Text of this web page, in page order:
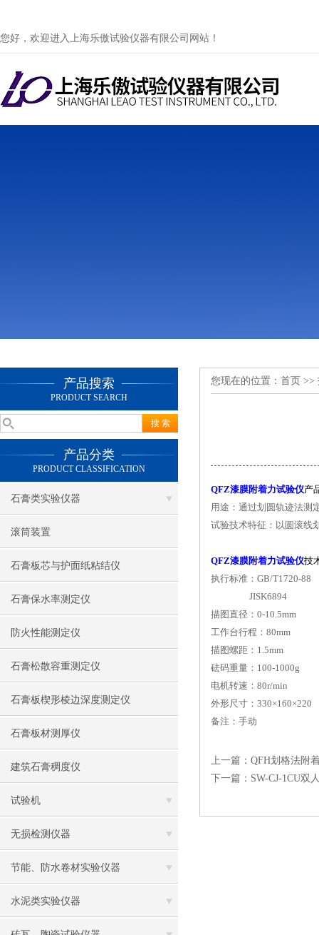
您好，欢迎进入上海乐傲试验仪器有限公司网站！
产品搜索
PRODUCT SEARCH
产品分类
PRODUCT CLASSIFICATION
石膏类实验仪器
滚筒装置
石膏板芯与护面纸粘结仪
石膏保水率测定仪
防火性能测定仪
石膏松散容重测定仪
石膏板楔形棱边深度测定仪
石膏板材测厚仪
建筑石膏稠度仪
试验机
无损检测仪器
节能、防水卷材实验仪器
水泥类实验仪器
您现在的位置： 首页 >>
QFZ漆膜附着力试验仪产
用途：通过划圆轨迹法测
试验技术特征：以圆滚线
QFZ漆膜附着力试验仪技
执行标准：GB/T1720-88
JISK6894
描图直径：0-10.5mm
工作台行程：80mm
描图螺距：1.5mm
砝码重量：100-1000g
电机转速：80r/min
外形尺寸：330×160×220
备注：手动
上一篇： QFH划格法附
下一篇： SW-CJ-1CU双